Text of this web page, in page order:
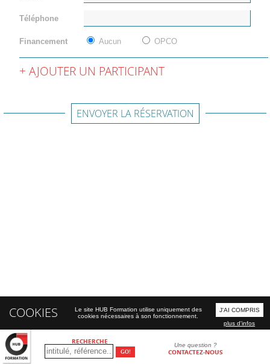
RECHERCHE Une question ?
CONTACTEZ-NOUS
Téléphone
Financement Aucun OPCO
AJOUTER UN PARTICIPANT
ENVOYER LA RÉSERVATION
COOKIES
Le site HUB Formation utilise uniquement des
cookies nécessaires à son fonctionnement.
J'AI COMPRIS
plus d'infos